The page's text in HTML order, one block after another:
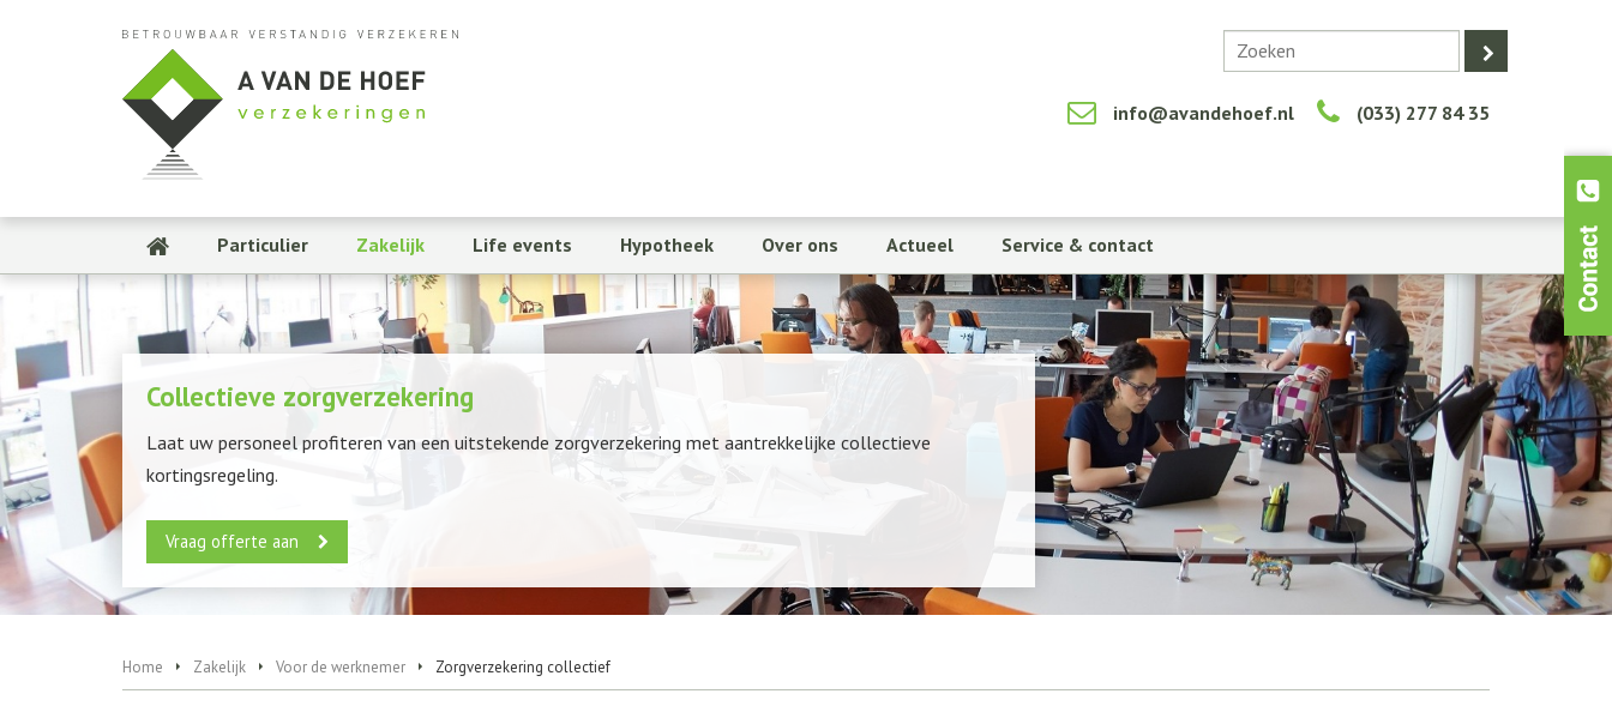
info@avandehoef.nl (033) 277 84 35
Particulier Zakelijk Life events Hypotheek Over ons Actueel Service & contact
Collectieve zorgverzekering
Laat uw personeel profiteren van een uitstekende zorgverzekering met aantrekkelijke collectieve
kortingsregeling.
Vraag offerte aan
Home Zakelijk Voor de werknemer Zorgverzekering collectief